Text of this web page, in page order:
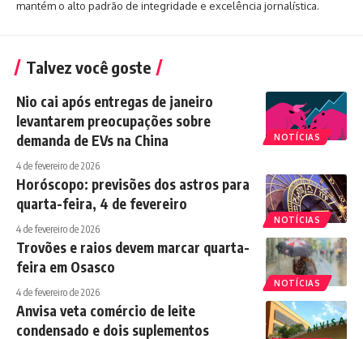
mantém o alto padrão de integridade e excelência jornalística.
Talvez você goste
NOTÍCIAS
Nio cai após entregas de janeiro
levantarem preocupações sobre
demanda de EVs na China
4 de fevereiro de 2026
NOTÍCIAS
Horóscopo: previsões dos astros para
quarta-feira, 4 de fevereiro
4 de fevereiro de 2026
NOTÍCIAS
Trovões e raios devem marcar quarta-
feira em Osasco
4 de fevereiro de 2026
Anvisa veta comércio de leite
condensado e dois suplementos